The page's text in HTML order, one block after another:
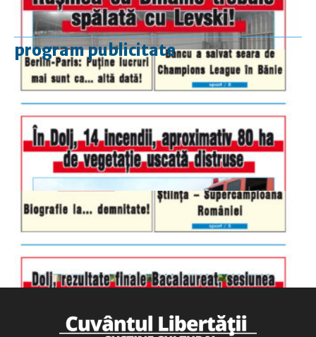
program publicitate
luni-vineri
9.00 - 17.00
duminică
9.00 - 12.00